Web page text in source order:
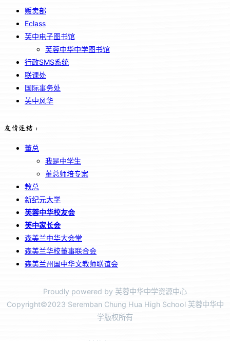
贩卖部
Eclass
芙中电子图书馆
芙蓉中华中学图书馆
行政SMS系统
联课处
国际事务处
芙中风华
友情连结：
董总
我是中学生
董总师培专案
教总
新纪元大学
芙蓉中华校友会
芙中家长会
森美兰中华大会堂
森美兰华校董事联合会
森美兰州国中华文教师联谊会
Proudly powered by 芙蓉中华中学资源中心
Copyright©2023 Seremban Chung Hua High School 芙蓉中华中
学版权所有